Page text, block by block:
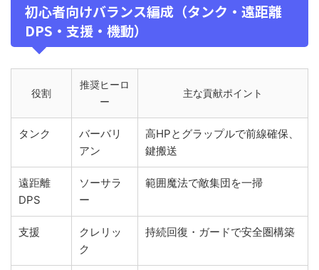
初心者向けバランス編成（タンク・遠距離
DPS・支援・機動）
役割
推奨ヒーロ
ー
主な貢献ポイント
タンク
バーバリ
アン
高HPとグラップルで前線確保、
鍵搬送
遠距離
DPS
ソーサラ
ー
範囲魔法で敵集団を一掃
支援
クレリッ
ク
持続回復・ガードで安全圏構築